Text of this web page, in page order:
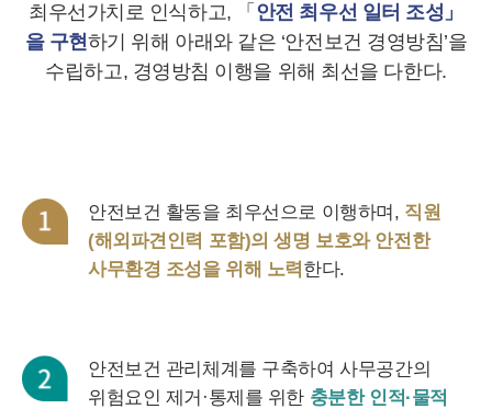
최우선가치로 인식하고, 「 안전 최우선 일터 조성」
을 구현하기 위해 아래와 같은 ‘안전보건 경영방침’을
수립하고, 경영방침 이행을 위해 최선을 다한다.
안전보건 활동을 최우선으로 이행하며, 직원
(해외파견인력 포함)의 생명 보호와 안전한
사무환경 조성을 위해 노력 한다.
안전보건 관리체계를 구축하여 사무공간의
위험요인 제거·통제를 위한 충분한 인적·물적